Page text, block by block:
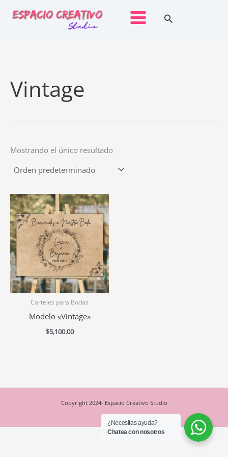
Buscar
Vintage
Mostrando el único resultado
Carteles para Bodas
Modelo «Vintage»
$5,100.00
Copyright 2024- Espacio Creativo Studio
¿Necesitas ayuda?
Chatea con nosotros